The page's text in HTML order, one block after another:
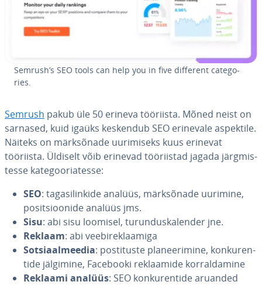
Semrush’s SEO tools can help you in five different ca­te­go­
ries.
Semrush pakub üle 50 erineva tööriista. Mõned neist on
sarnased, kuid igaüks keskendub SEO erinevale aspektile.
Näiteks on märk­sõ­nade uuri­miseks kuus erinevat
tööriista. Üldiselt võib erinevad töö­riis­tad jagada järg­mis­
tesse ka­te­goo­riatesse:
SEO: ta­ga­si­lin­kide analüüs, märk­sõ­nade uurimine,
po­sit­sioo­nide analüüs jms.
Sisu: abi sisu loomisel, tu­run­dus­ka­len­der jne.
Reklaam: abi vee­bi­rek­laa­miga
Sot­siaal­mee­dia: pos­ti­tuste pla­nee­ri­mine, kon­ku­ren­
tide jälgimine, Facebooki rek­laamide kor­ral­da­mine
Reklaami analüüs: SEO kon­ku­ren­tide aruanded